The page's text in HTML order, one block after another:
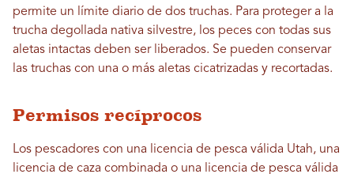
permite un límite diario de dos truchas. Para proteger a la
trucha degollada nativa silvestre, los peces con todas sus
aletas intactas deben ser liberados. Se pueden conservar
las truchas con una o más aletas cicatrizadas y recortadas.
Permisos recíprocos
Los pescadores con una licencia de pesca válida Utah, una
licencia de caza combinada o una licencia de pesca válida